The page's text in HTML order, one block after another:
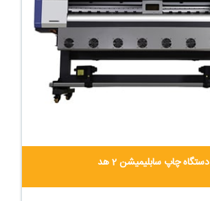
دستگاه چاپ سابلیمیشن 2 هد